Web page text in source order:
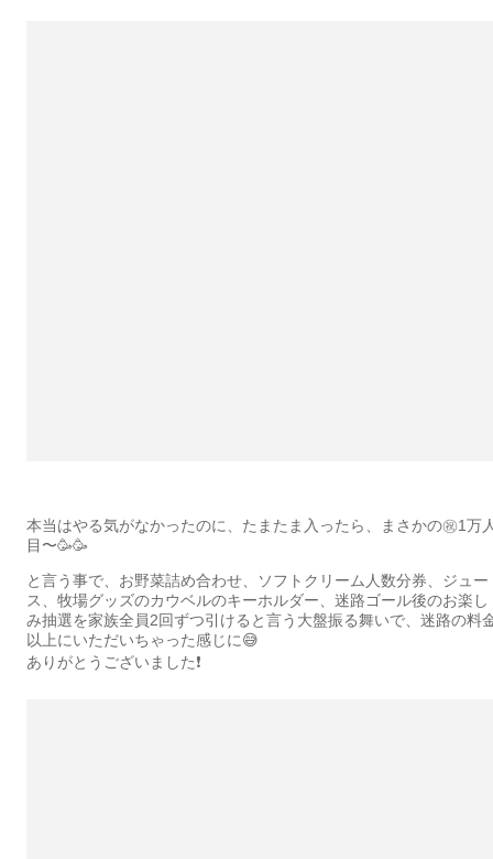
本当はやる気がなかったのに、たまたま入ったら、まさかの㊗️1万
目〜🥳🥳
と言う事で、お野菜詰め合わせ、ソフトクリーム人数分券、ジュー
ス、牧場グッズのカウベルのキーホルダー、迷路ゴール後のお楽し
み抽選を家族全員2回ずつ引けると言う大盤振る舞いで、迷路の料
以上にいただいちゃった感じに😅
ありがとうございました❗️